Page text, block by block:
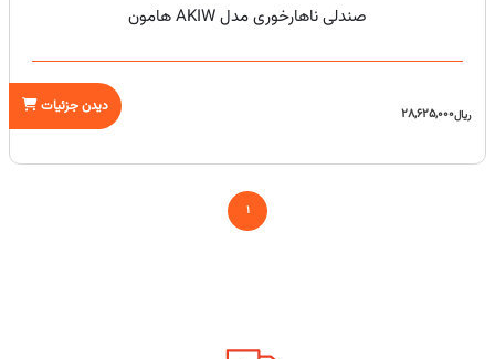
صندلی ناهارخوری مدل AKIW هامون
ریال28,625,000 دیدن جزئیات
1